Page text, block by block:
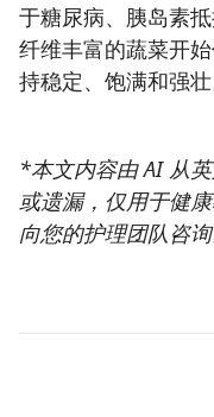
于糖尿病、胰岛素
纤维丰富的蔬菜开
持稳定、饱满和强壮
*本文内容由 AI 从
或遗漏，仅用于健
向您的护理团队咨询